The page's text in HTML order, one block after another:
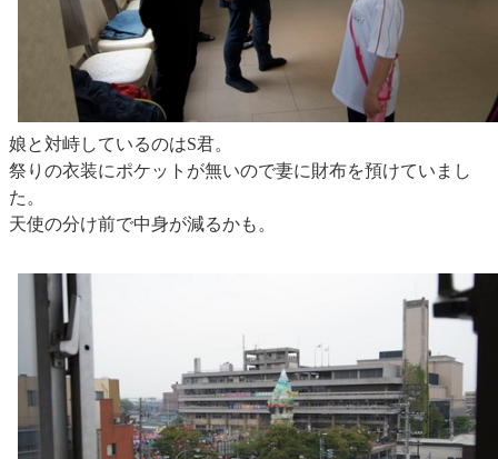
娘と対峙しているのはS君。
祭りの衣装にポケットが無いので妻に財布を預けていまし
た。
天使の分け前で中身が減るかも。